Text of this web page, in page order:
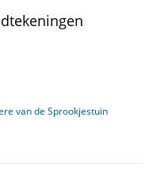
van de Sprookjestuin